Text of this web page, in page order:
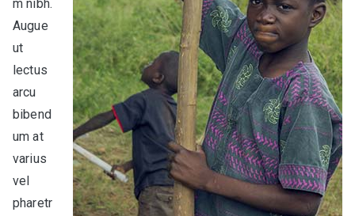
m nibh.
Augue
ut
lectus
arcu
bibend
um at
varius
vel
pharetr